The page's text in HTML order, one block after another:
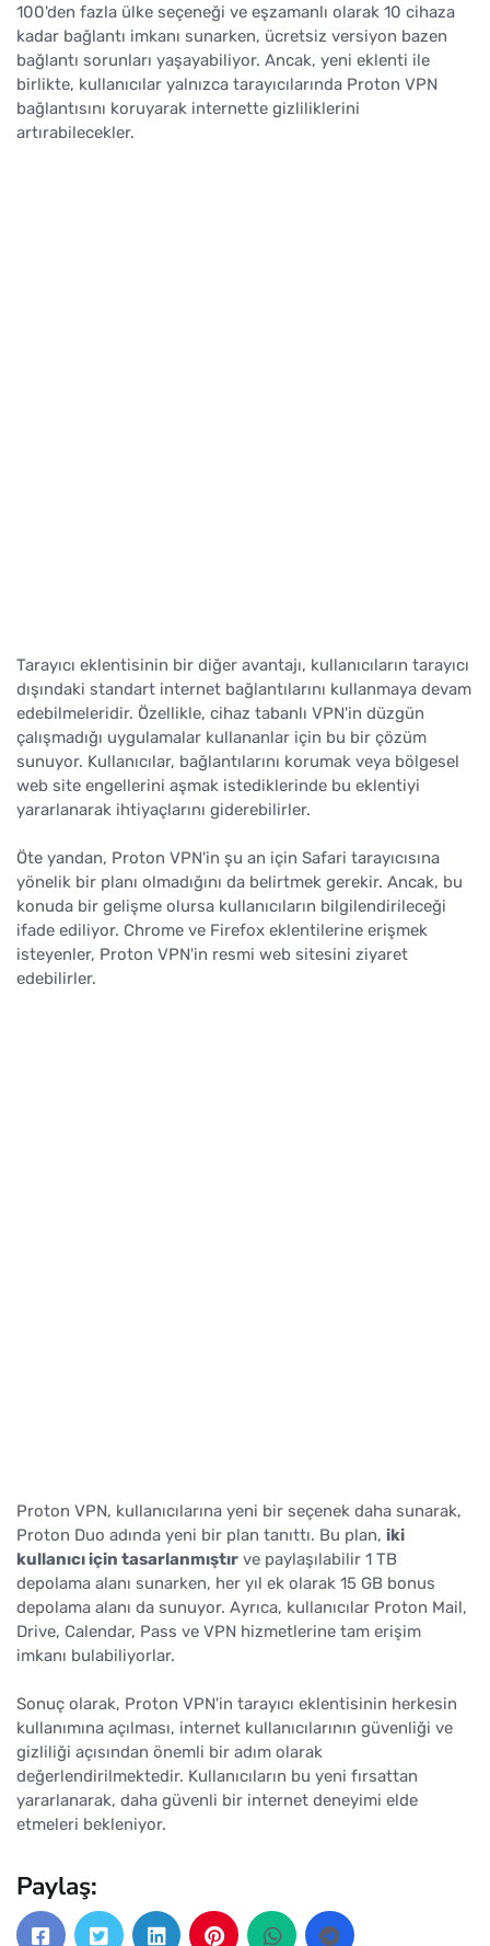
100'den fazla ülke seçeneği ve eşzamanlı olarak 10 cihaza
kadar bağlantı imkanı sunarken, ücretsiz versiyon bazen
bağlantı sorunları yaşayabiliyor. Ancak, yeni eklenti ile
birlikte, kullanıcılar yalnızca tarayıcılarında Proton VPN
bağlantısını koruyarak internette gizliliklerini
artırabilecekler.
Tarayıcı eklentisinin bir diğer avantajı, kullanıcıların tarayıcı
dışındaki standart internet bağlantılarını kullanmaya devam
edebilmeleridir. Özellikle, cihaz tabanlı VPN'in düzgün
çalışmadığı uygulamalar kullananlar için bu bir çözüm
sunuyor. Kullanıcılar, bağlantılarını korumak veya bölgesel
web site engellerini aşmak istediklerinde bu eklentiyi
yararlanarak ihtiyaçlarını giderebilirler.
Öte yandan, Proton VPN'in şu an için Safari tarayıcısına
yönelik bir planı olmadığını da belirtmek gerekir. Ancak, bu
konuda bir gelişme olursa kullanıcıların bilgilendirileceği
ifade ediliyor. Chrome ve Firefox eklentilerine erişmek
isteyenler, Proton VPN'in resmi web sitesini ziyaret
edebilirler.
Proton VPN, kullanıcılarına yeni bir seçenek daha sunarak,
Proton Duo adında yeni bir plan tanıttı. Bu plan, iki
kullanıcı için tasarlanmıştır ve paylaşılabilir 1 TB
depolama alanı sunarken, her yıl ek olarak 15 GB bonus
depolama alanı da sunuyor. Ayrıca, kullanıcılar Proton Mail,
Drive, Calendar, Pass ve VPN hizmetlerine tam erişim
imkanı bulabiliyorlar.
Sonuç olarak, Proton VPN'in tarayıcı eklentisinin herkesin
kullanımına açılması, internet kullanıcılarının güvenliği ve
gizliliği açısından önemli bir adım olarak
değerlendirilmektedir. Kullanıcıların bu yeni fırsattan
yararlanarak, daha güvenli bir internet deneyimi elde
etmeleri bekleniyor.
Paylaş: